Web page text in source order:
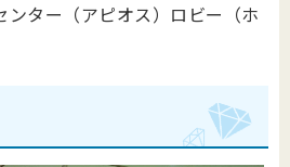
ンター（アピオス）ロビー（ホ